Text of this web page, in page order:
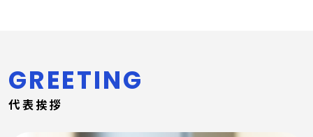
GREETING
代表挨拶